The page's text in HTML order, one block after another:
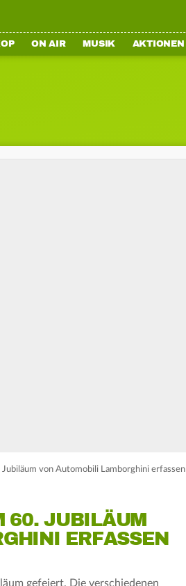
ON AIR MUSIK AKTIONEN
von Automobili Lamborghini erfassen
60. JUBILÄUM
ERFASSEN
gefeiert. Die verschiedenen